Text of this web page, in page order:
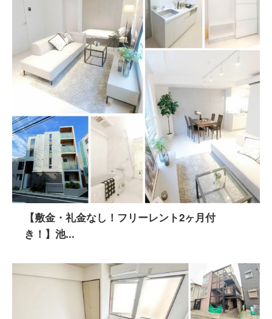
【敷金・礼金なし！フリーレント2ヶ月付
き！】池...